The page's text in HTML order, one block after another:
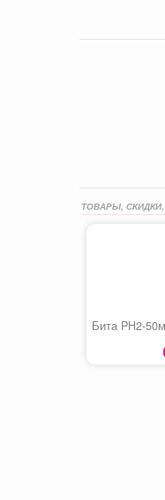
ТОВАРЫ,
Бита PH2-